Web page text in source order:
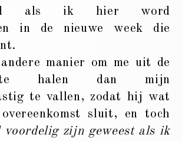
als ik hier word
in de nieuwe week die
manier om me uit de
te halen dan mijn
te vallen, zodat hij wat
sluit, en toch
voordelig zijn geweest als ik